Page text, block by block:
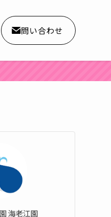
問い合わせ
海老江園